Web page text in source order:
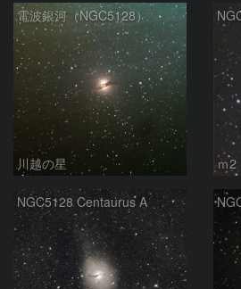
電波銀河（NGC5128）
川越の星 ｍ2
NGC5128 Centaurus A